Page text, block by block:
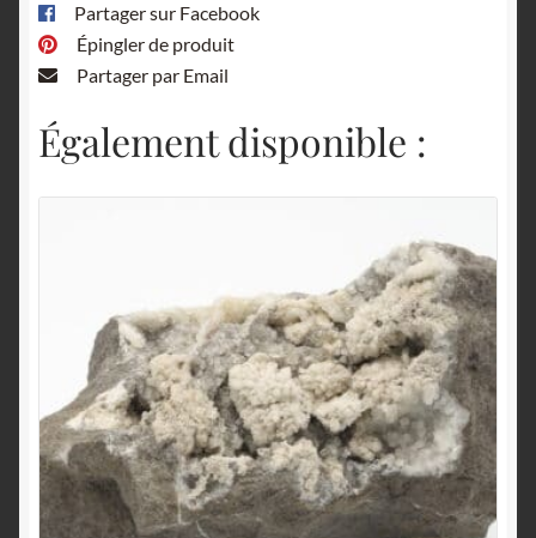
Partager sur Facebook
Épingler de produit
Partager par Email
Également disponible :